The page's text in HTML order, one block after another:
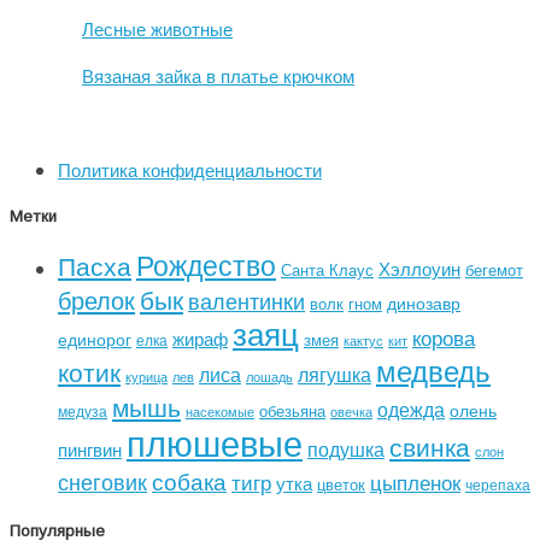
Лесные животные
Вязаная зайка в платье крючком
Политика конфиденциальности
Метки
ПасхаРождество Санта Клаус Хэллоуин бегемот
брелокбыквалентинки волк гном динозавр
единорог елка жирафзаяц змея кактус кит корова
котик курица лев лиса лошадь лягушка медведь
медуза мышь насекомые обезьяна овечка одежда олень
пингвин плюшевые подушка свинка слон
снеговиксобака тигрутка цветок цыпленок черепаха
Популярные